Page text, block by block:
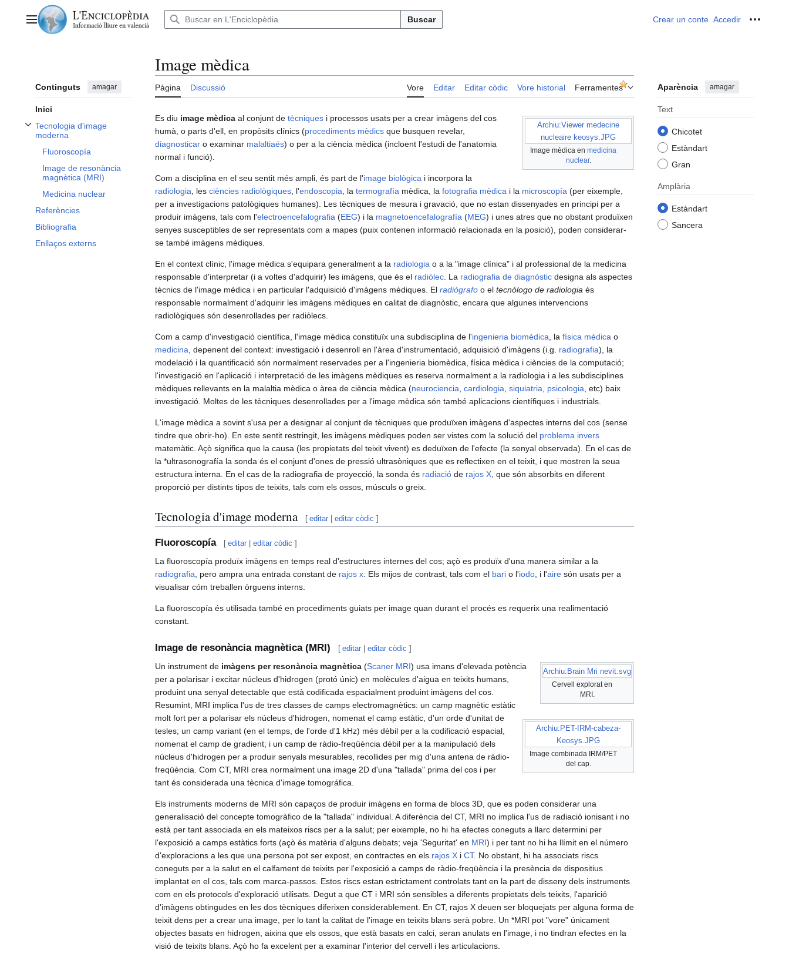
contingutMenú principal Buscar Crear un conte Accedir
Continguts amagar
Inici
Tecnologia d'image
moderna
Alternar subsecció Tecnologia d'image moderna
Fluoroscopía
Image de resonància
magnètica (MRI)
Medicina nuclear
Referències
Bibliografia
Enllaços externs
Image mèdica
Pàgina Discussió Vore Editar Editar còdic Vore historial Ferramentes Aparència amagar
Text
Chicotet
Estàndart
Gran
Amplària
Estàndart
Sancera
Archiu:Viewer medecine
nucleaire keosys.JPG
Image mèdica en medicina
nuclear.
Es diu image mèdica al conjunt de tècniques i processos usats per a crear imàgens del cos
humà, o parts d'ell, en propòsits clínics (procediments mèdics que busquen revelar,
diagnosticar o examinar malaltiaés) o per a la ciència mèdica (incloent l'estudi de l'anatomia
normal i funció).
Com a disciplina en el seu sentit més ampli, és part de l'image biològica i incorpora la
radiologia , les ciències radiològiques , l'endoscopia , la termografía mèdica, la fotografia mèdica i la microscopía (per eixemple,
per a investigacions patològiques humanes). Les tècniques de mesura i gravació, que no estan dissenyades en principi per a
produir imàgens, tals com l'electroencefalografia (EEG) i la magnetoencefalografía (MEG) i unes atres que no obstant produïxen
senyes susceptibles de ser representats com a mapes (puix contenen informació relacionada en la posició), poden considerar-
se també imàgens mèdiques.
En el context clínic, l'image mèdica s'equipara generalment a la radiologia o a la "image clínica" i al professional de la medicina
responsable d'interpretar (i a voltes d'adquirir) les imàgens, que és el radiòlec . La radiografia de diagnòstic designa als aspectes
tècnics de l'image mèdica i en particular l'adquisició d'imàgens mèdiques. El radiógrafo o el tecnólogo de radiologia és
responsable normalment d'adquirir les imàgens mèdiques en calitat de diagnòstic, encara que algunes intervencions
radiològiques són desenrollades per radiòlecs.
Com a camp d'investigació científica, l'image mèdica constituïx una subdisciplina de l'ingenieria biomèdica , la física mèdica o
medicina , depenent del context: investigació i desenroll en l'àrea d'instrumentació, adquisició d'imàgens (i.g. radiografia), la
modelació i la quantificació són normalment reservades per a l'ingenieria biomèdica, física mèdica i ciències de la computació;
l'investigació en l'aplicació i interpretació de les imàgens mèdiques es reserva normalment a la radiologia i a les subdisciplines
mèdiques rellevants en la malaltia mèdica o àrea de ciència mèdica (neurociencia cardiologia siquiatria psicologia , etc) baix
investigació. Moltes de les tècniques desenrollades per a l'image mèdica són també aplicacions científiques i industrials.
L'image mèdica a sovint s'usa per a designar al conjunt de tècniques que produïxen imàgens d'aspectes interns del cos (sense
tindre que obrir-ho). En este sentit restringit, les imàgens mèdiques poden ser vistes com la solució del problema invers
matemàtic. Açò significa que la causa (les propietats del teixit vivent) es deduïxen de l'efecte (la senyal observada). En el cas de
la *ultrasonografía la sonda és el conjunt d'ones de pressió ultrasòniques que es reflectixen en el teixit, i que mostren la seua
estructura interna. En el cas de la radiografia de proyecció, la sonda és radiació de rajos X , que són absorbits en diferent
proporció per distints tipos de teixits, tals com els ossos, músculs o greix.
Tecnologia d'image moderna [ editar |editar còdic ]
Fluoroscopía [ editar |editar còdic ]
La fluoroscopía produïx imàgens en temps real d'estructures internes del cos; açò es produïx d'una manera similar a la
radiografia , pero ampra una entrada constant de rajos x . Els mijos de contrast, tals com el bari o l'iodo , i l'aire són usats per a
visualisar cóm treballen òrguens interns.
La fluoroscopía és utilisada també en procediments guiats per image quan durant el procés es requerix una realimentació
constant.
Image de resonància magnètica (MRI) [ editar |editar còdic ]
Archiu:Brain Mri nevit.svg
Cervell explorat en
MRI.
Archiu:PET-IRM-cabeza-
Keosys.JPG
Image combinada IRM/PET
del cap.
Un instrument de imàgens per resonància magnètica (Scaner MRI) usa imans d'elevada potència
per a polarisar i excitar núcleus d'hidrogen (protó únic) en molècules d'aigua en teixits humans,
produint una senyal detectable que està codificada espacialment produint imàgens del cos.
Resumint, MRI implica l'us de tres classes de camps electromagnètics: un camp magnètic estàtic
molt fort per a polarisar els núcleus d'hidrogen, nomenat el camp estàtic, d'un orde d'unitat de
tesles; un camp variant (en el temps, de l'orde d'1 kHz) més dèbil per a la codificació espacial,
nomenat el camp de gradient; i un camp de ràdio-freqüència dèbil per a la manipulació dels
núcleus d'hidrogen per a produir senyals mesurables, recollides per mig d'una antena de ràdio-
freqüència. Com CT, MRI crea normalment una image 2D d'una "tallada" prima del cos i per
tant és considerada una tècnica d'image tomográfica.
Els instruments moderns de MRI són capaços de produir imàgens en forma de blocs 3D, que es poden considerar una
generalisació del concepte tomogràfico de la "tallada" individual. A diferència del CT, MRI no implica l'us de radiació ionisant i no
està per tant associada en els mateixos riscs per a la salut; per eixemple, no hi ha efectes coneguts a llarc determini per
l'exposició a camps estàtics forts (açò és matèria d'alguns debats; veja 'Seguritat' en MRI) i per tant no hi ha llímit en el número
d'exploracions a les que una persona pot ser expost, en contractes en els rajos X i CT. No obstant, hi ha associats riscs
coneguts per a la salut en el calfament de teixits per l'exposició a camps de ràdio-freqüència i la presència de dispositius
implantat en el cos, tals com marca-passos. Estos riscs estan estrictament controlats tant en la part de disseny dels instruments
com en els protocols d'exploració utilisats. Degut a que CT i MRI són sensibles a diferents propietats dels teixits, l'aparició
d'imàgens obtingudes en les dos tècniques diferixen considerablement. En CT, rajos X deuen ser bloquejats per alguna forma de
teixit dens per a crear una image, per lo tant la calitat de l'image en teixits blans serà pobre. Un *MRI pot "vore" únicament
objectes basats en hidrogen, aixina que els ossos, que està basats en calci, seran anulats en l'image, i no tindran efectes en la
visió de teixits blans. Açò ho fa excelent per a examinar l'interior del cervell i les articulacions.